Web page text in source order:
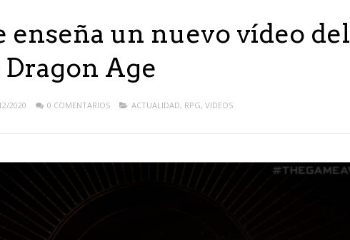
enseña un nuevo vídeo del
Age
2020 0 COMENTARIOS ACTUALIDAD, RPG, VIDEOS